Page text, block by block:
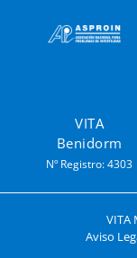
VITA
Benidorm
Nº Registro: 4303
VITA
Aviso